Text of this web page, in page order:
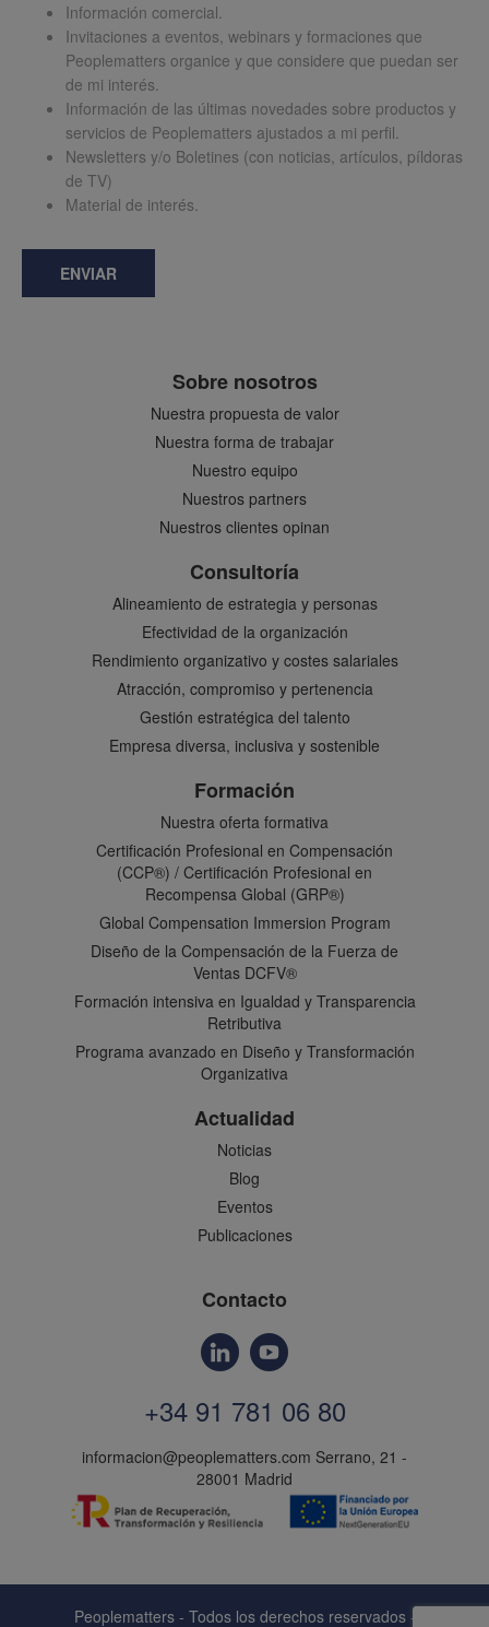
Información comercial.
Invitaciones a eventos, webinars y formaciones que
Peoplematters organice y que considere que puedan ser
de mi interés.
Información de las últimas novedades sobre productos y
servicios de Peoplematters ajustados a mi perfil.
Newsletters y/o Boletines (con noticias, artículos, píldoras
de TV)
Material de interés.
ENVIAR
Sobre nosotros
Nuestra propuesta de valor
Nuestra forma de trabajar
Nuestro equipo
Nuestros partners
Nuestros clientes opinan
Consultoría
Alineamiento de estrategia y personas
Efectividad de la organización
Rendimiento organizativo y costes salariales
Atracción, compromiso y pertenencia
Gestión estratégica del talento
Empresa diversa, inclusiva y sostenible
Formación
Nuestra oferta formativa
Certificación Profesional en Compensación
(CCP®) / Certificación Profesional en
Recompensa Global (GRP®)
Global Compensation Immersion Program
Diseño de la Compensación de la Fuerza de
Ventas DCFV®
Formación intensiva en Igualdad y Transparencia
Retributiva
Programa avanzado en Diseño y Transformación
Organizativa
Actualidad
Noticias
Blog
Eventos
Publicaciones
Contacto
+34 91 781 06 80
informacion@peoplematters.com Serrano, 21 -
28001 Madrid
Peoplematters - Todos los derechos reservados -